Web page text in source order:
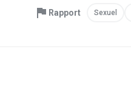
Rapport Sexuel